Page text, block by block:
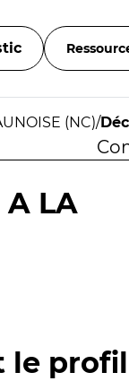
(NC)/
A LA
le